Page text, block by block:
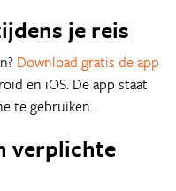
je reis
Download gratis de app
en iOS. De app staat
te gebruiken.
verplichte